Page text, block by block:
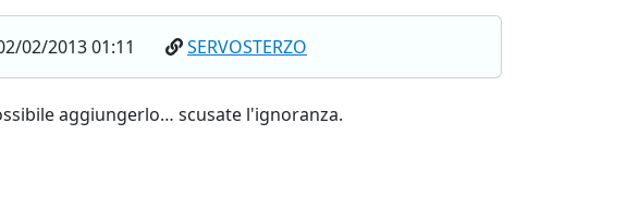
02/2013 01:11 SERVOSTERZO
aggiungerlo… scusate l'ignoranza.